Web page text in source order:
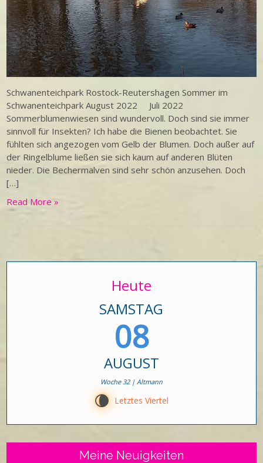
Schwanenteichpark Rostock-Reutershagen Sommer im
Schwanenteichpark August 2022 Juli 2022
Sommerblumenwiesen sind wundervoll. Doch sind sie immer
sinnvoll für Insekten? Ich habe die Bienen beobachtet. Sie
fühlten sich angezogen vom Gelb der Blumen. Doch außer auf
der Ringelblume ließen sie sich kaum auf anderen Blüten
nieder. Die Bechermalven sind sehr schön anzusehen. Doch
[…]
Read More »
Heute
SAMSTAG
08
AUGUST
Woche 32 | Altmann
V Letztes Viertel
Meine Neuigkeiten